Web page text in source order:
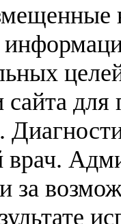
сайта
за